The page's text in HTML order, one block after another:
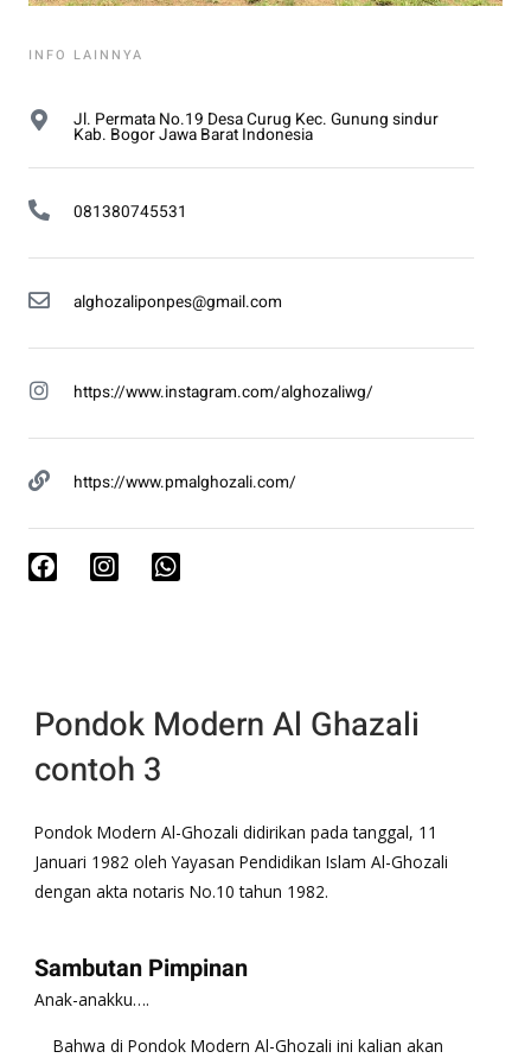
INFO LAINNYA
Jl. Permata No.19 Desa Curug Kec. Gunung sindur
Kab. Bogor Jawa Barat Indonesia
081380745531
alghozaliponpes@gmail.com
https://www.instagram.com/alghozaliwg/
https://www.pmalghozali.com/
F
a
c
k
I
n
s
a
m
W
h
a
p
Pondok Modern Al Ghazali
contoh 3
Pondok Modern Al-Ghozali didirikan pada tanggal, 11
Januari 1982 oleh Yayasan Pendidikan Islam Al-Ghozali
dengan akta notaris No.10 tahun 1982.
Sambutan Pimpinan
Anak-anakku….
​ Bahwa di Pondok Modern Al-Ghozali ini kalian akan